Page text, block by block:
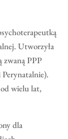
Utworzyła
zwaną PPP
wielu lat,
dla